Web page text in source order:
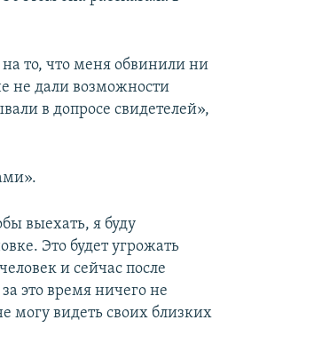
то, что меня обвинили ни
не дали возможности
в допросе свидетелей»,
выехать, я буду
Это будет угрожать
и сейчас после
это время ничего не
могу видеть своих близких